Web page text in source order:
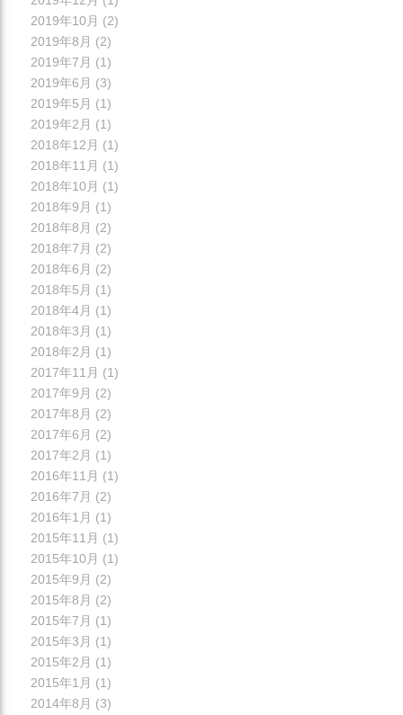
2019年10月 (2)
2019年8月 (2)
2019年7月 (1)
2019年6月 (3)
2019年5月 (1)
2019年2月 (1)
2018年12月 (1)
2018年11月 (1)
2018年10月 (1)
2018年9月 (1)
2018年8月 (2)
2018年7月 (2)
2018年6月 (2)
2018年5月 (1)
2018年4月 (1)
2018年3月 (1)
2018年2月 (1)
2017年11月 (1)
2017年9月 (2)
2017年8月 (2)
2017年6月 (2)
2017年2月 (1)
2016年11月 (1)
2016年7月 (2)
2016年1月 (1)
2015年11月 (1)
2015年10月 (1)
2015年9月 (2)
2015年8月 (2)
2015年7月 (1)
2015年3月 (1)
2015年2月 (1)
2015年1月 (1)
2014年8月 (3)